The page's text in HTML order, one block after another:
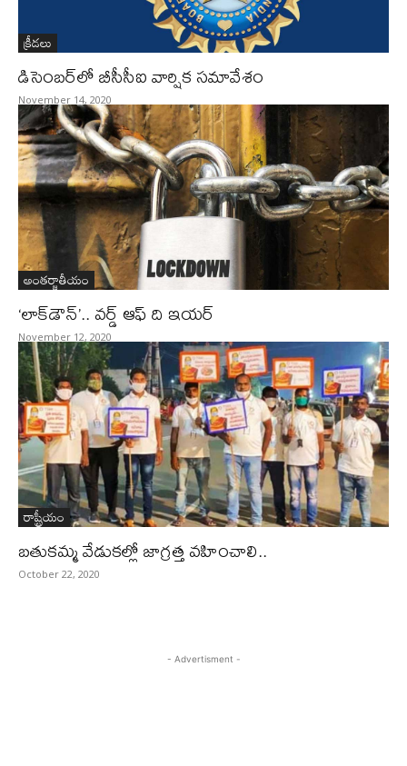
క్రీడలు
డిసెంబర్‌లో బీసీసీఐ వార్షిక సమావేశం
November 14, 2020
అంతర్జాతీయం
‘లాక్‌డౌన్‌’.. వర్డ్‌ ఆఫ్‌ ది ఇయర్‌
November 12, 2020
రాష్ట్రీయం
బతుకమ్మ వేడుకల్లో జాగ్రత్త వహించాలి..
October 22, 2020
- Advertisment -